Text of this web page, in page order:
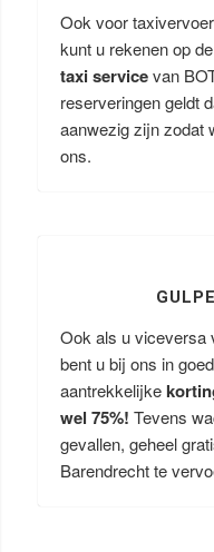
Ook voor
kunt u rekenen op de
taxi servicevan
reserveringen geldt
aanwezig zijn zodat
ons.
Ook als u viceversa
bent u bij ons in
aantrekkelijke
wel 75%! Tevens
gevallen, geheel
Barendrecht te